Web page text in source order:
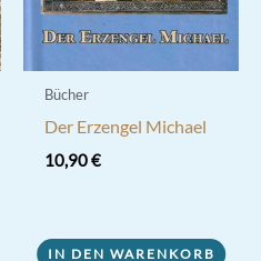
Bücher
Der Erzengel Michael
10,90€
IN DEN WARENKORB